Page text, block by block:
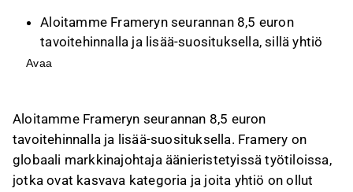
Aloitamme Frameryn seurannan 8,5 euron
tavoitehinnalla ja lisää-suosituksella, sillä yhtiö
yhdistää kannattavan kasvun ja pääomakevyen
markkinajohtaja, ja sen markkinaosuus on noin
20 % kohdemarkkinasta, jonka odotetaan
kasvavan yli 10 %:n vuosivauhtia vuoteen 2030
saakka.
Avaa
Aloitamme Frameryn seurannan 8,5 euron
tavoitehinnalla ja lisää-suosituksella. Framery on
globaali markkinajohtaja äänieristetyissä työtiloissa,
jotka ovat kasvava kategoria ja joita yhtiö on ollut